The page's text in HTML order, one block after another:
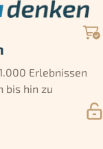
Erlebnissen
bis hin zu